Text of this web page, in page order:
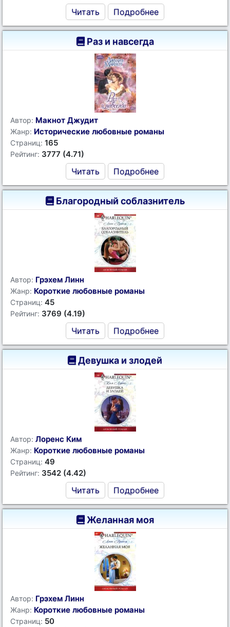
Читать Подробнее
Раз и навсегда
Автор: Макнот Джудит
Жанр: Исторические любовные романы
Страниц: 165
Рейтинг: 3777 (4.71)
Читать Подробнее
Благородный соблазнитель
Автор: Грэхем Линн
Жанр: Короткие любовные романы
Страниц: 45
Рейтинг: 3769 (4.19)
Читать Подробнее
Девушка и злодей
Автор: Лоренс Ким
Жанр: Короткие любовные романы
Страниц: 49
Рейтинг: 3542 (4.42)
Читать Подробнее
Желанная моя
Автор: Грэхем Линн
Жанр: Короткие любовные романы
Страниц: 50